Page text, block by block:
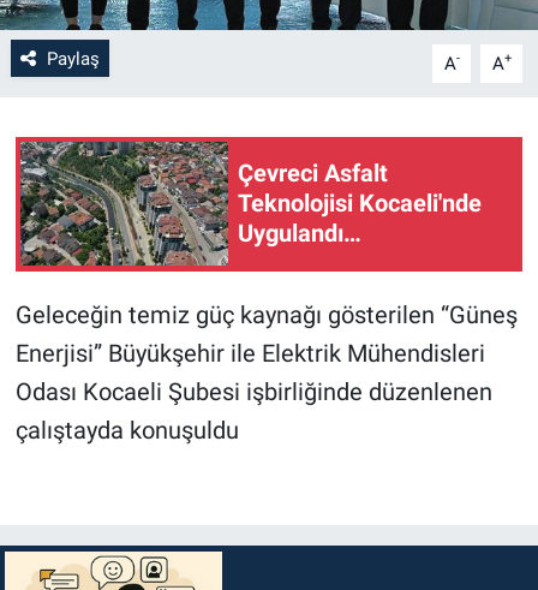
Paylaş A- A+
Çevreci Asfalt
Teknolojisi Kocaeli'nde
Uygulandı…
Geleceğin temiz güç kaynağı gösterilen “Güneş
Enerjisi” Büyükşehir ile Elektrik Mühendisleri
Odası Kocaeli Şubesi işbirliğinde düzenlenen
çalıştayda konuşuldu